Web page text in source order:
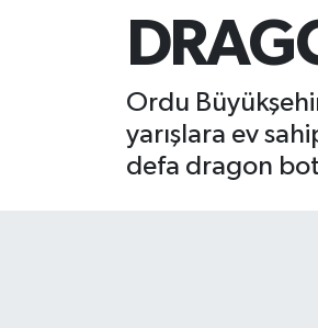
Ordu
yarışlara ev
defa dragon bot
EKONOMİ